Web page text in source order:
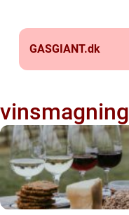
GASGIANT.dk
vinsmagning